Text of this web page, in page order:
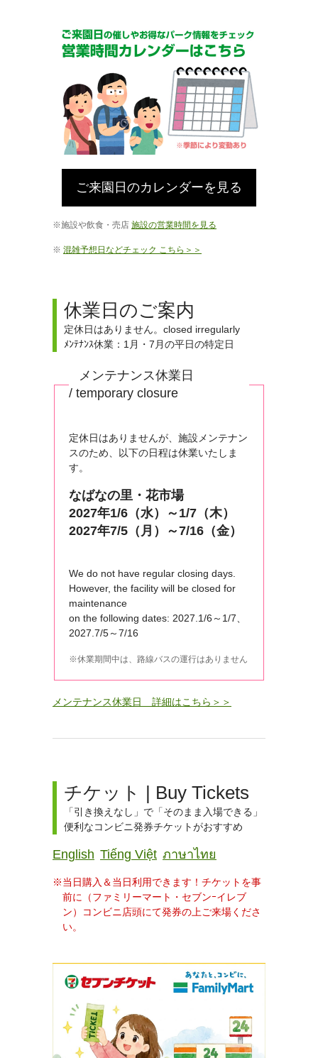
ご来園日のカレンダーを見る
施設や飲食・売店 施設の営業時間を見る
混雑予想日などチェック こちら＞＞
休業日のご案内
定休日はありません。closed irregularly
ﾒﾝﾃﾅﾝｽ休業：1月・7月の平日の特定日
メンテナンス休業日
/ temporary closure
定休日はありませんが、施設メンテナン
スのため、以下の日程は休業いたしま
す。
なばなの里・花市場
2027年1/6（水）～1/7（木）
2027年7/5（月）～7/16（金）
We do not have regular closing days.
However, the facility will be closed for
maintenance
on the following dates: 2027.1/6～1/7、
2027.7/5～7/16
休業期間中は、路線バスの運行はありません
メンテナンス休業日 詳細はこちら＞＞
チケット | Buy Tickets
「引き換えなし」で「そのまま入場できる」
便利なコンビニ発券チケットがおすすめ
English Tiếng Việt ภาษาไทย
当日購入＆当日利用できます！チケットを事
前に（ファミリーマート・セブンｰイレブ
ン）コンビニ店頭にて発券の上ご来場くださ
い。